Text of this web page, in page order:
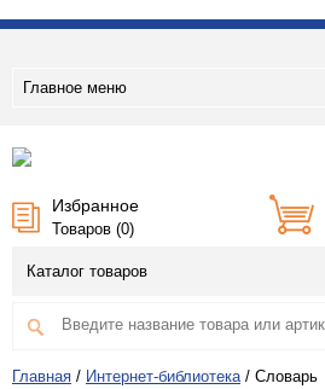
Главное меню
Избранное
Товаров (0)
Каталог товаров
Главная / Интернет-библиотека / Словарь